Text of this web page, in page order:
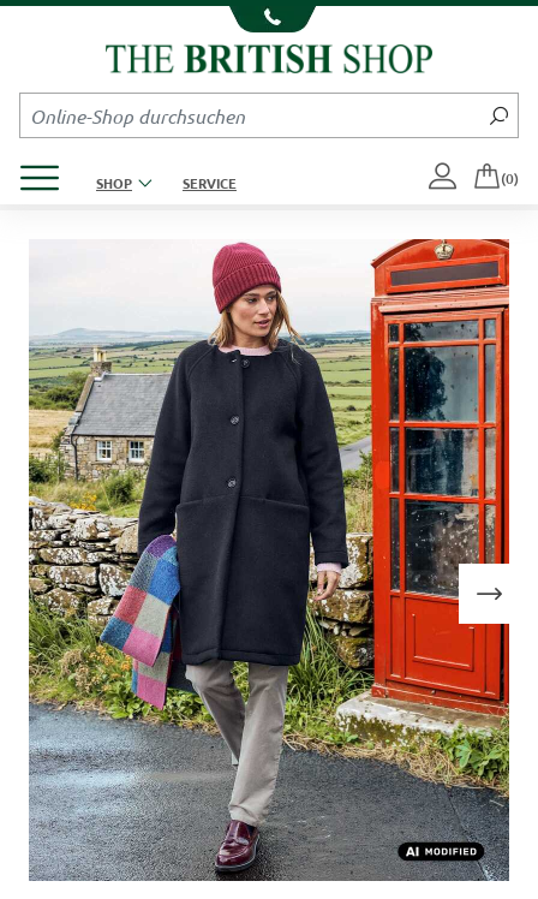
Kompletten Head der Seite überspringen
SHOP SERVICE (0)